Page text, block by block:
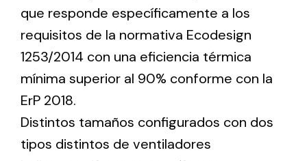
Ventilación
Amplia gama de ventiladores y equipos de
ventilación industriales
que responde específicamente a los
requisitos de la normativa Ecodesign
1253/2014 con una eficiencia térmica
mínima superior al 90% conforme con la
ErP 2018.
Distintos tamaños configurados con dos
tipos distintos de ventiladores